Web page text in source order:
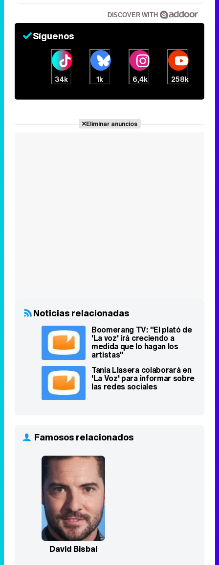
DISCOVER WITH
Síguenos
34k 1k 6,4k 258k
Eliminar anuncios
Noticias relacionadas
Boomerang TV: "El plató de
'La voz' irá creciendo a
medida que lo hagan los
artistas"
Tania Llasera colaborará en
'La Voz' para informar sobre
las redes sociales
Famosos relacionados
David Bisbal